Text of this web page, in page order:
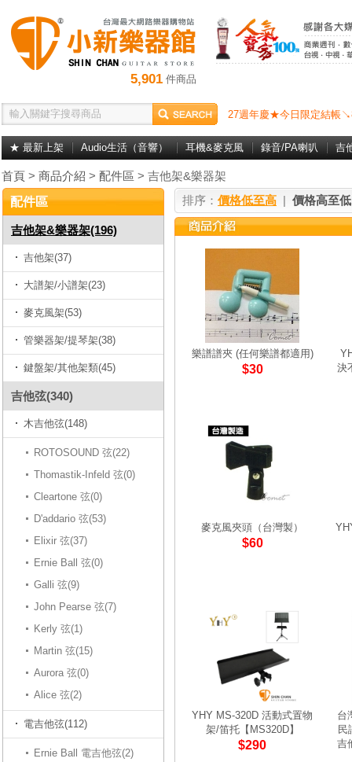
5,901 件商品
27週年慶★今日限定結帳
★ 最新上架 Audio生活（音響） 耳機&麥克風 錄音/PA喇叭 吉
首頁 > 商品介紹 > 配件區 > 吉他架&樂器架
配件區
吉他架&樂器架(196)
吉他架(37)
大譜架/小譜架(23)
麥克風架(53)
管樂器架/提琴架(38)
鍵盤架/其他架類(45)
吉他弦(340)
木吉他弦(148)
ROTOSOUND 弦(22)
Thomastik-Infeld 弦(0)
Cleartone 弦(0)
D'addario 弦(53)
Elixir 弦(37)
Ernie Ball 弦(0)
Galli 弦(9)
John Pearse 弦(7)
Kerly 弦(1)
Martin 弦(15)
Aurora 弦(0)
Alice 弦(2)
電吉他弦(112)
Ernie Ball 電吉他弦(2)
排序： 價格低至高 | 價格高至低
樂譜譜夾 (任何樂譜都適用)
$30
決
麥克風夾頭（台灣製）
$60
YHY MS-320D 活動式置物
架/笛托【MS320D】
$290
台
民
吉